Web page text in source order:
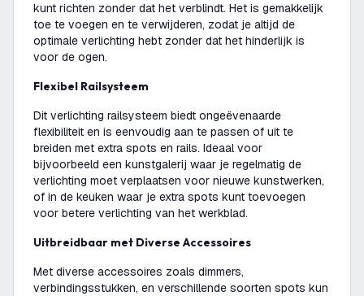
kunt richten zonder dat het verblindt. Het is gemakkelijk
toe te voegen en te verwijderen, zodat je altijd de
optimale verlichting hebt zonder dat het hinderlijk is
voor de ogen.
Flexibel Railsysteem
Dit verlichting railsysteem biedt ongeëvenaarde
flexibiliteit en is eenvoudig aan te passen of uit te
breiden met extra spots en rails. Ideaal voor
bijvoorbeeld een kunstgalerij waar je regelmatig de
verlichting moet verplaatsen voor nieuwe kunstwerken,
of in de keuken waar je extra spots kunt toevoegen
voor betere verlichting van het werkblad.
Uitbreidbaar met Diverse Accessoires
Met diverse accessoires zoals dimmers,
verbindingsstukken, en verschillende soorten spots kun